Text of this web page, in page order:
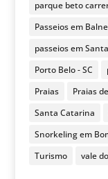
parque beto
Passeios em
passeios em
Porto Belo - SC
Praias
Praias
Santa Catarina
Snorkeling em
Turismo
vale